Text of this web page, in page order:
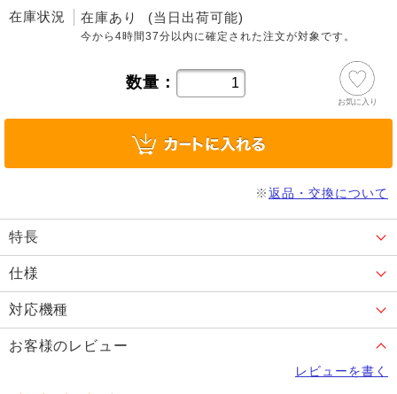
在庫状況 在庫あり (当日出荷可能)
今から4時間37分 以内に確定された注文が対象です。
数量：
お気に入り
※返品・交換について
特長
仕様
対応機種
お客様のレビュー
レビューを書く